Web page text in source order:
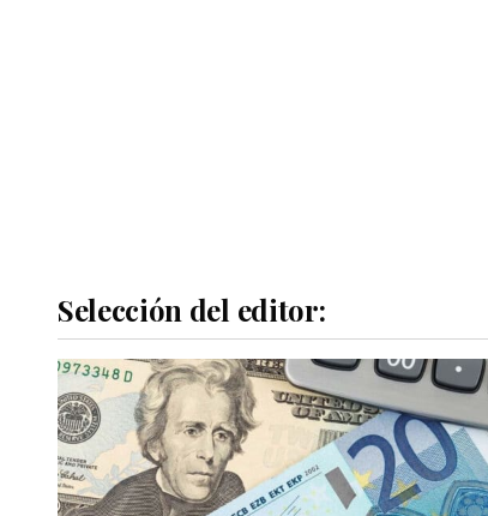
Selección del editor: